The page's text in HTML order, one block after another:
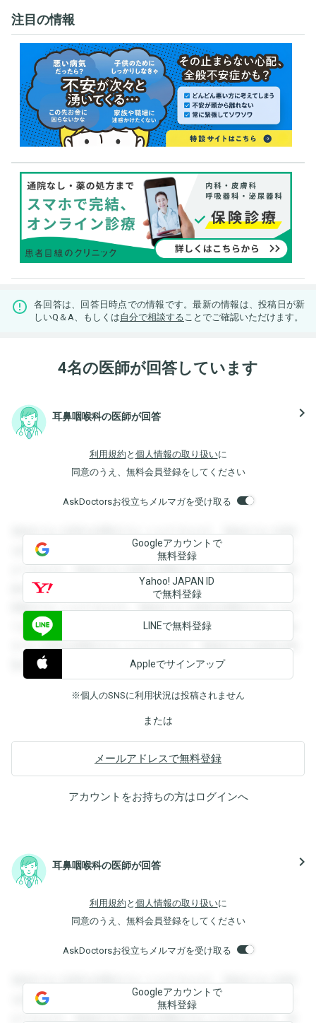
注目の情報
各回答は、回答日時点での情報です。最新の情報は、投稿日が新
しいQ＆A、もしくは自分で相談する ことでご確認いただけます。
4名の医師が回答しています
耳鼻咽喉科の医師が回答 navigate_next
利用規約 と 個人情報の取り扱いに
同意のうえ、無料会員登録をしてください
AskDoctorsお役立ちメルマガを受け取る
登録すると回答を閲覧することができます。登録すると回答
を閲覧することができます。登録すると回答を閲覧すること
ができます。登録すると回答を閲覧することができます。登
録すると回答を閲覧することができます。登録すると回答を
閲覧することができます。登録すると回答を閲覧することが
できます。登録すると回答を閲覧することができます。登録
すると回答を閲覧することができます。登録すると回答を閲
覧することができます。
Googleアカウントで
無料登録
Yahoo! JAPAN ID
で無料登録
LINEで無料登録
Appleでサインアップ
※個人のSNSに利用状況は投稿されません
または
メールアドレスで無料登録
アカウントをお持ちの方はログインへ
耳鼻咽喉科の医師が回答 navigate_next
利用規約 と 個人情報の取り扱いに
同意のうえ、無料会員登録をしてください
AskDoctorsお役立ちメルマガを受け取る
登録すると回答を閲覧することができます。登録すると回答
を閲覧することができます。登録すると回答を閲覧すること
ができます。登録すると回答を閲覧することができます。登
Googleアカウントで
無料登録